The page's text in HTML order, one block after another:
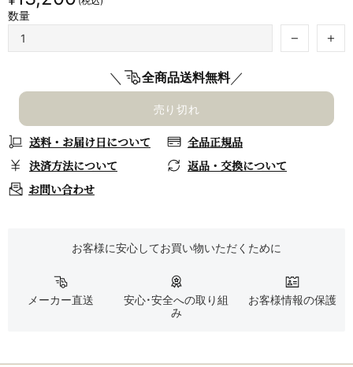
数量
＼ 全商品送料無料／
売り切れ
送料・お届け日について
全品正規品
決済方法について
返品・交換について
お問い合わせ
お客様に安心してお買い物いただくために
メーカー直送
安心・安全への取り組
み
お客様情報の保護